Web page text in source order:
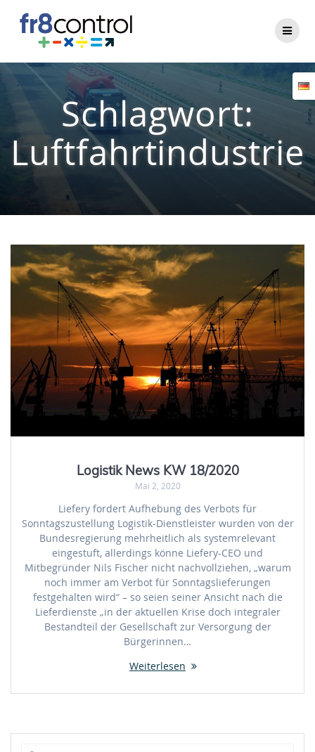
Schlagwort:
Luftfahrtindustrie
Logistik News KW 18/2020
Mai 2, 2020
Liefery fordert Aufhebung des Verbots für
Sonntagszustellung Logistik-Dienstleister wurden von der
Bundesregierung mehrheitlich als systemrelevant
eingestuft, allerdings könne Liefery-CEO und
Mitbegründer Nils Fischer nicht nachvollziehen, „warum
noch immer am Verbot für Sonntagslieferungen
festgehalten wird“ – so seien seiner Ansicht nach die
Lieferdienste „in der aktuellen Krise doch integraler
Bestandteil der Gesellschaft zur Versorgung der
Bürgerinnen…
Weiterlesen